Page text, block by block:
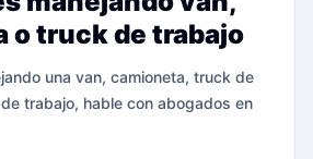
o truck de trabajo
una van, camioneta, truck de
trabajo, hable con abogados en